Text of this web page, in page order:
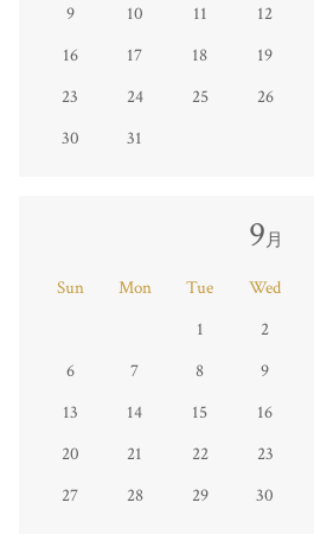
9
10 11 12
16
17 18 19
23
24 25 26
30
31
9月
Sun Mon Tue Wed
1
2
6
7 8 9
13
14 15 16
20
21 22 23
27
28 29 30